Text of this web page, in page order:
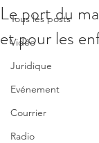
Tous les posts
Vidéo
Juridique
Evénement
Courrier
Radio
Le port du
et pour les